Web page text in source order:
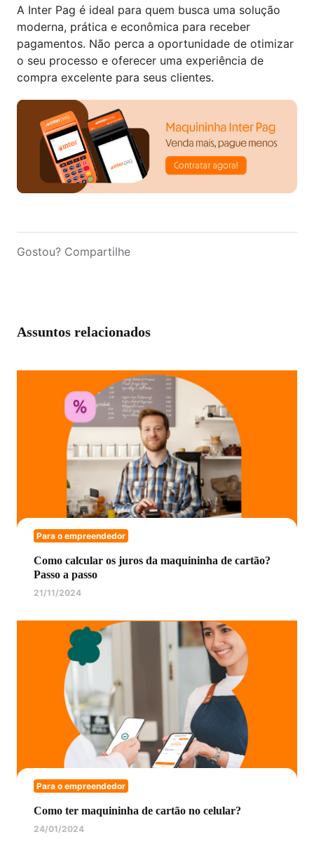
A Inter Pag é ideal para quem busca uma solução
moderna, prática e econômica para receber
pagamentos. Não perca a oportunidade de otimizar
o seu processo e oferecer uma experiência de
compra excelente para seus clientes.
Gostou? Compartilhe
Assuntos relacionados
Para o empreendedor
Como calcular os juros da maquininha de cartão?
Passo a passo
21/11/2024
Para o empreendedor
Como ter maquininha de cartão no celular?
24/01/2024